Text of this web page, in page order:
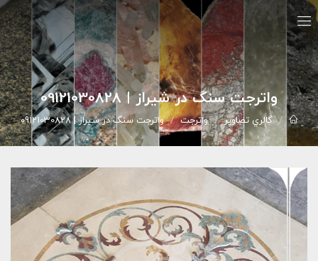
واترجت سنگ در شیراز | 09121030828
گالري تصاوير واترجت واترجت سنگ در شیراز | 09121030828